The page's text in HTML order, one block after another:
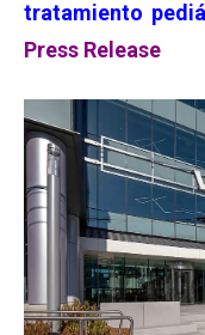
tratamiento
Press Release